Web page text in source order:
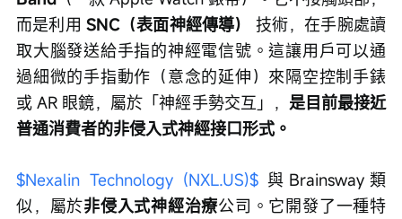
而是利用 SNC（表面神經傳導）
技術，在手腕處讀
取大腦發送給手指的神經電信號。這讓用戶可以通
過細微的手指動作（意念的延伸）來隔空控制手錶
或 AR 眼鏡，屬於「神經手勢交互」， 是目前最接近
普通消費者的非侵入式神經接口形式。
$Nexalin Technology (NXL.US)$ 與Brainsway類
似，屬於非侵入式神經治療公司。它開發了一種特